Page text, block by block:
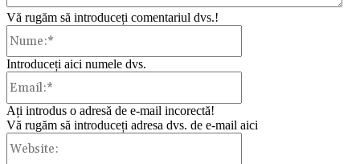
Vă rugăm să introduceți comentariul dvs.!
Introduceți aici numele dvs.
Ați introdus o adresă de e-mail incorectă!
Vă rugăm să introduceți adresa dvs. de e-mail aici